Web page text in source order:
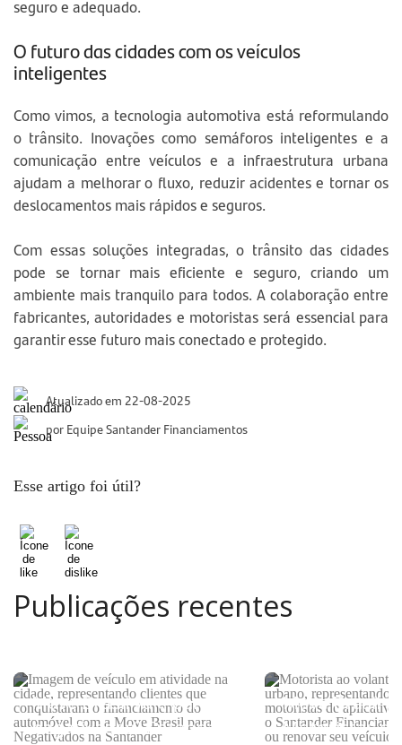
seguro e adequado.
O futuro das cidades com os veículos
inteligentes
Como vimos, a tecnologia automotiva está reformulando
o trânsito. Inovações como semáforos inteligentes e a
comunicação entre veículos e a infraestrutura urbana
ajudam a melhorar o fluxo, reduzir acidentes e tornar os
deslocamentos mais rápidos e seguros.
Com essas soluções integradas, o trânsito das cidades
pode se tornar mais eficiente e seguro, criando um
ambiente mais tranquilo para todos. A colaboração entre
fabricantes, autoridades e motoristas será essencial para
garantir esse futuro mais conectado e protegido.
Atualizado em 22-08-2025
por Equipe Santander Financiamentos
Esse artigo foi útil?
Publicações recentes
Move Brasil vale para
negativados? Entenda
Move Brasil
Motoristas de